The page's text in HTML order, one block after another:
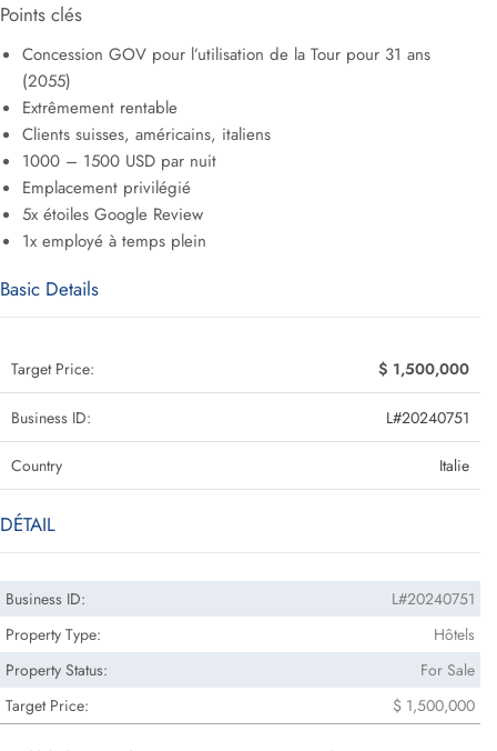
Points clés
Concession GOV pour l’utilisation de la Tour pour 31 ans
(2055)
Extrêmement rentable
Clients suisses, américains, italiens
1000 – 1500 USD par nuit
Emplacement privilégié
5x étoiles Google Review
1x employé à temps plein
Basic Details
Target Price: $ 1,500,000
Business ID: L#20240751
Country Italie
DÉTAIL
Business ID:
L#20240751
Property Type:
Hôtels
Property Status:
For Sale
Target Price:
$ 1,500,000